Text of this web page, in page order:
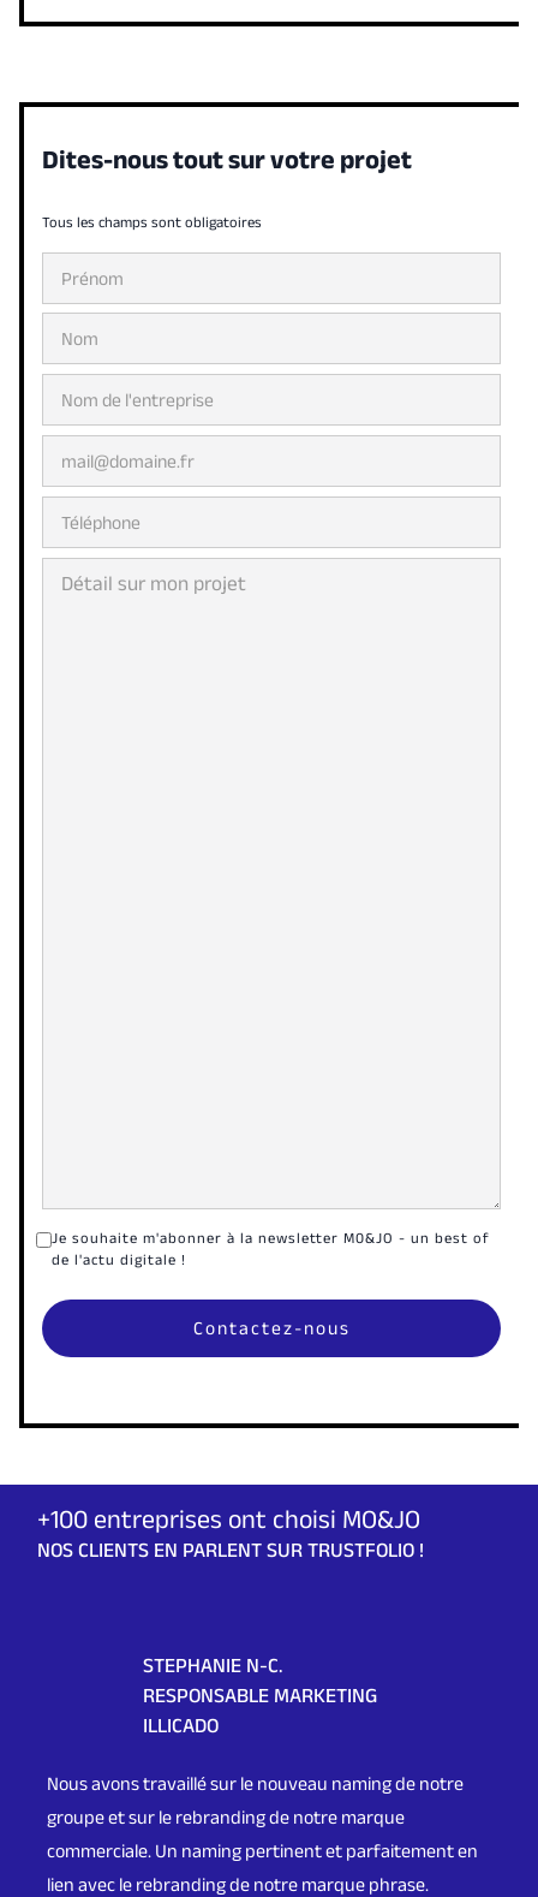
Dites-nous tout sur votre projet
Tous les champs sont obligatoires
Je souhaite m'abonner à la newsletter M0&JO - un best of
de l'actu digitale !
+100 entreprises ont choisi MO&JO
NOS CLIENTS EN PARLENT SUR TRUSTFOLIO !
STEPHANIE N-C.
RESPONSABLE MARKETING
ILLICADO
Nous avons travaillé sur le nouveau naming de notre
groupe et sur le rebranding de notre marque
commerciale. Un naming pertinent et parfaitement en
lien avec le rebranding de notre marque phrase.